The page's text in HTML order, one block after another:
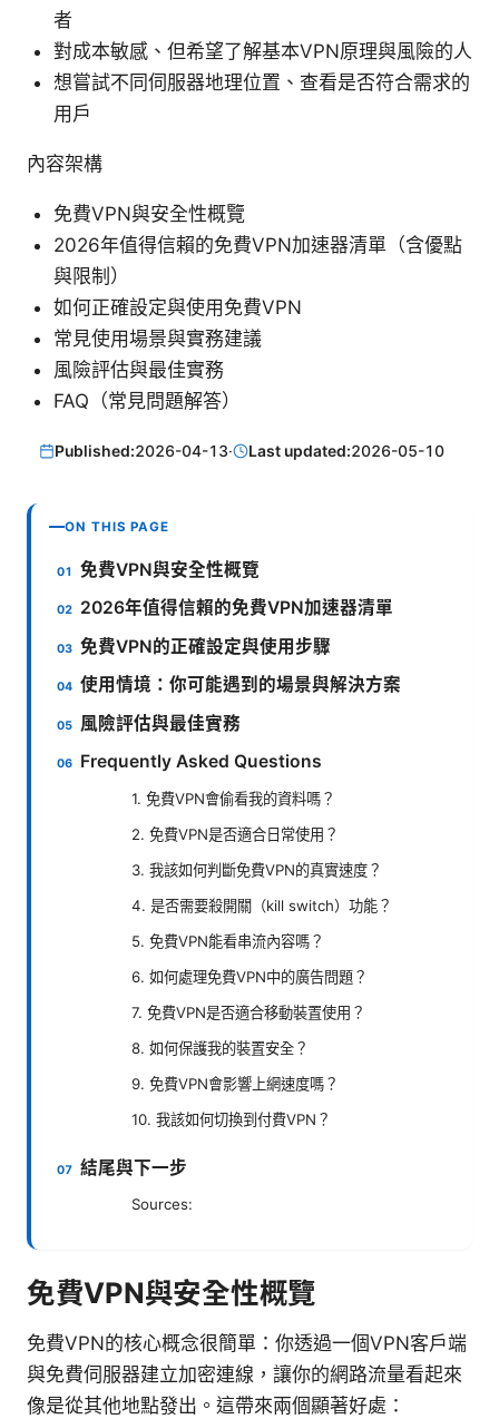
者
對成本敏感、但希望了解基本VPN原理與風險的人
想嘗試不同伺服器地理位置、查看是否符合需求的
用戶
內容架構
免費VPN與安全性概覽
2026年值得信賴的免費VPN加速器清單（含優點
與限制）
如何正確設定與使用免費VPN
常見使用場景與實務建議
風險評估與最佳實務
FAQ（常見問題解答）
Published:2026-04-13· Last updated:2026-05-10
ON THIS PAGE
免費VPN與安全性概覽
2026年值得信賴的免費VPN加速器清單
免費VPN的正確設定與使用步驟
使用情境：你可能遇到的場景與解決方案
風險評估與最佳實務
Frequently Asked Questions
1. 免費VPN會偷看我的資料嗎？
2. 免費VPN是否適合日常使用？
3. 我該如何判斷免費VPN的真實速度？
4. 是否需要殺開關（kill switch）功能？
5. 免費VPN能看串流內容嗎？
6. 如何處理免費VPN中的廣告問題？
7. 免費VPN是否適合移動裝置使用？
8. 如何保護我的裝置安全？
9. 免費VPN會影響上網速度嗎？
10. 我該如何切換到付費VPN？
結尾與下一步
Sources:
免費VPN與安全性概覽
免費VPN的核心概念很簡單：你透過一個VPN客戶端
與免費伺服器建立加密連線，讓你的網路流量看起來
像是從其他地點發出。這帶來兩個顯著好處：